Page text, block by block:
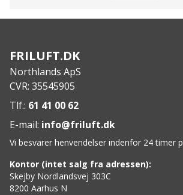
Sekundært låsesystem for sikker
Specs:
Bladlængde: 59 mm
Bladtykkelse: 2 mm
Total længde: 154 mm
Vægt: 119 g (inkl. skede)
Bladmateriale: Rustfrit stål
Greb: Polymer med
Skede: Slidstærk polymer,
Medfølger: Tændstål og paracord
FRILUFT.DK
Northlands ApS
CVR: 35545905
Tlf.: 61 41 00 62
E-mail: info@friluft.dk
Vi besvarer henvendelser indenfor 24 timer
Kontor (intet salg fra adressen):
Skejby Nordlandsvej 303C
8200 Aarhus N